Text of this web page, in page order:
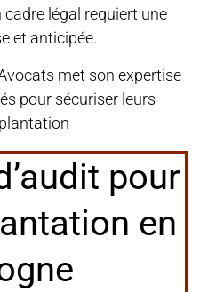
légal requiert une
et anticipée.
met son expertise
pour sécuriser leurs
pour
en